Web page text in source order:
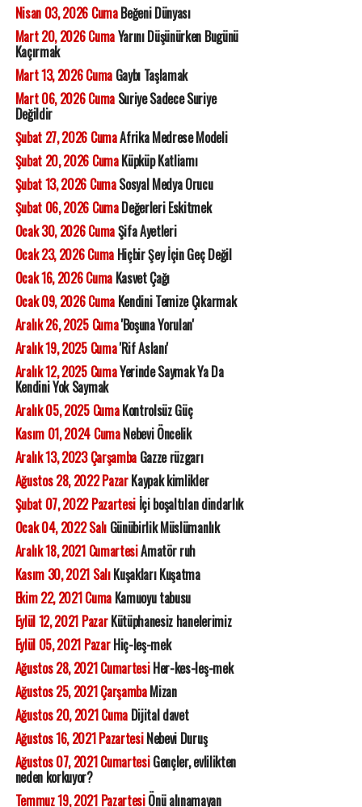
Nisan 03, 2026 CumaBeğeni Dünyası
Mart 20, 2026 CumaYarını Düşünürken Bugünü
Kaçırmak
Mart 13, 2026 CumaGaybı Taşlamak
Mart 06, 2026 CumaSuriye Sadece Suriye
Değildir
Şubat 27, 2026 CumaAfrika Medrese Modeli
Şubat 20, 2026 CumaKüpküp Katliamı
Şubat 13, 2026 CumaSosyal Medya Orucu
Şubat 06, 2026 CumaDeğerleri Eskitmek
Ocak 30, 2026 CumaŞifa Ayetleri
Ocak 23, 2026 CumaHiçbir Şey İçin Geç Değil
Ocak 16, 2026 CumaKasvet Çağı
Ocak 09, 2026 CumaKendini Temize Çıkarmak
Aralık 26, 2025 Cuma'Boşuna Yorulan'
Aralık 19, 2025 Cuma'Rif Aslanı'
Aralık 12, 2025 CumaYerinde Saymak Ya Da
Kendini Yok Saymak
Aralık 05, 2025 CumaKontrolsüz Güç
Kasım 01, 2024 CumaNebevi Öncelik
Aralık 13, 2023 ÇarşambaGazze rüzgarı
Ağustos 28, 2022 PazarKaypak kimlikler
Şubat 07, 2022 Pazartesiİçi boşaltılan dindarlık
Ocak 04, 2022 SalıGünübirlik Müslümanlık
Aralık 18, 2021 CumartesiAmatör ruh
Kasım 30, 2021 SalıKuşakları Kuşatma
Ekim 22, 2021 CumaKamuoyu tabusu
Eylül 12, 2021 PazarKütüphanesiz hanelerimiz
Eylül 05, 2021 PazarHiç-leş-mek
Ağustos 28, 2021 CumartesiHer-kes-leş-mek
Ağustos 25, 2021 ÇarşambaMizan
Ağustos 20, 2021 CumaDijital davet
Ağustos 16, 2021 PazartesiNebevi Duruş
Ağustos 07, 2021 CumartesiGençler, evlilikten
neden korkuyor?
Temmuz 19, 2021 PazartesiÖnü alınamayan